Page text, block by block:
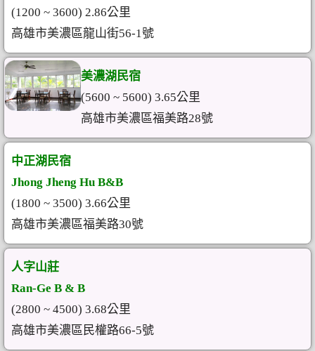
(1200 ~ 3600) 2.86公里
高雄市美濃區龍山街56-1號
美濃湖民宿
(5600 ~ 5600) 3.65公里
高雄市美濃區福美路28號
中正湖民宿
Jhong Jheng Hu B&B
(1800 ~ 3500) 3.66公里
高雄市美濃區福美路30號
人字山莊
Ran-Ge B & B
(2800 ~ 4500) 3.68公里
高雄市美濃區民權路66-5號